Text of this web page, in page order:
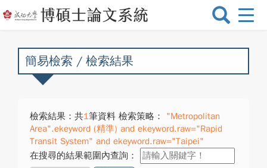
選
換
簡易檢索 / 檢索結果
檢索結果：共1筆資料 檢索策略：
"Metropolitan
Area".ekeyword (精準) and ekeyword.raw="Rapid
Transit System" and ekeyword.raw="Taipei"
在搜尋的結果範圍內查詢：